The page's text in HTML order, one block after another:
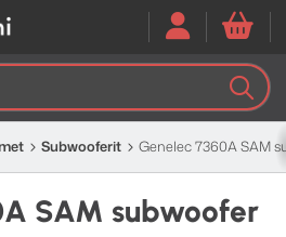
Subwooferit Genelec 7360A SAM
SAM subwoofer